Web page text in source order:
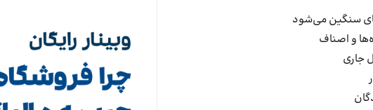
سنگین می‌شود
و اصناف
جاری